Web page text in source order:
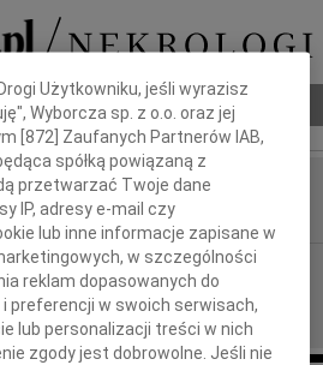
pogrzebowy
Borowski
Użytkowniku, jeśli wyrazisz
Wyborcza sp. z o.o. oraz jej
[872 ] Zaufanych Partnerów IAB,
spółką powiązaną z
przetwarzać Twoje dane
IP, adresy e-mail czy
lub inne informacje zapisane w
w szczególności
reklam dopasowanych do
preferencji w swoich serwisach,
lub personalizacji treści w nich
zgody jest dobrowolne. Jeśli nie